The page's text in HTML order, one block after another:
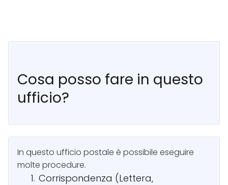
Cosa posso fare in questo
ufficio?
In questo ufficio postale è possibile eseguire
molte procedure.
Corrispondenza (Lettera,